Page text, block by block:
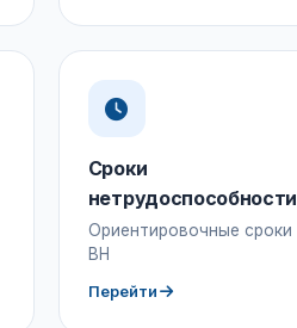
Сроки
нетрудоспособности
Ориентировочные сроки
ВН
Перейти